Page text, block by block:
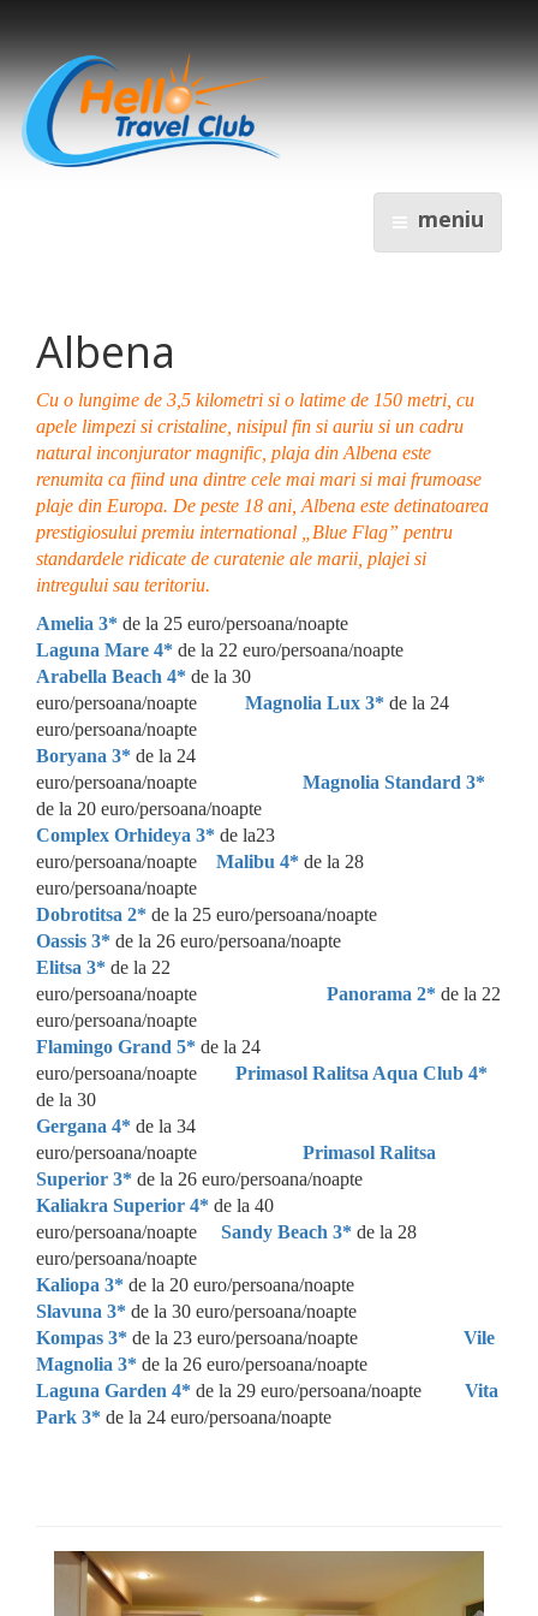
meniu
Albena
Cu o lungime de 3,5 kilometri si o latime de 150 metri, cu
apele limpezi si cristaline, nisipul fin si auriu si un cadru
natural inconjurator magnific, plaja din Albena este
renumita ca fiind una dintre cele mai mari si mai frumoase
plaje din Europa. De peste 18 ani, Albena este detinatoarea
prestigiosului premiu international „Blue Flag” pentru
standardele ridicate de curatenie ale marii, plajei si
intregului sau teritoriu.
Amelia 3* de la 25 euro/persoana/noapte
Laguna Mare 4* de la 22 euro/persoana/noapte
Arabella Beach 4* de la 30
euro/persoana/noapte Magnolia Lux 3* de la 24
euro/persoana/noapte
Boryana 3* de la 24
euro/persoana/noapte Magnolia Standard 3*
de la 20 euro/persoana/noapte
Complex Orhideya 3* de la23
euro/persoana/noapte Malibu 4* de la 28
euro/persoana/noapte
Dobrotitsa 2* de la 25 euro/persoana/noapte
Oassis 3* de la 26 euro/persoana/noapte
Elitsa 3* de la 22
euro/persoana/noapte Panorama 2* de la 22
euro/persoana/noapte
Flamingo Grand 5* de la 24
euro/persoana/noapte Primasol Ralitsa Aqua Club 4*
de la 30
Gergana 4* de la 34
euro/persoana/noapte Primasol Ralitsa
Superior 3* de la 26 euro/persoana/noapte
Kaliakra Superior 4* de la 40
euro/persoana/noapte Sandy Beach 3* de la 28
euro/persoana/noapte
Kaliopa 3* de la 20 euro/persoana/noapte
Slavuna 3* de la 30 euro/persoana/noapte
Kompas 3* de la 23 euro/persoana/noapte Vile
Magnolia 3* de la 26 euro/persoana/noapte
Laguna Garden 4* de la 29 euro/persoana/noapte Vita
Park 3* de la 24 euro/persoana/noapte